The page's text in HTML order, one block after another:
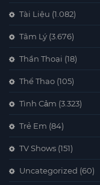
Tài Liệu (1.082)
Tâm Lý (3.676)
Thần Thoại (18)
Thể Thao (105)
Tình Cảm (3.323)
Trẻ Em (84)
TV Shows (151)
Uncategorized (60)